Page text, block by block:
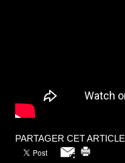
PARTAGER CET ARTICLE